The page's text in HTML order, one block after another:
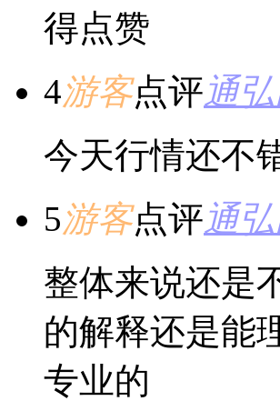
得点赞
4游客点评通
今天行情还不
5游客点评通
整体来说还是
的解释还是能
专业的